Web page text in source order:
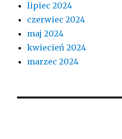
lipiec 2024
czerwiec 2024
maj 2024
kwiecień 2024
marzec 2024